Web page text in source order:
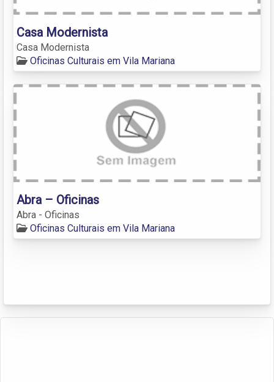
Casa Modernista
Casa Modernista
Oficinas Culturais em Vila Mariana
Abra – Oficinas
Abra - Oficinas
Oficinas Culturais em Vila Mariana